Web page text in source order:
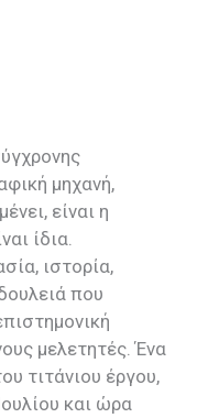
μηχανή,
είναι η
ίδια.
ιστορία,
που
μελετητές. Ένα
τιτάνιου έργου,
και ώρα